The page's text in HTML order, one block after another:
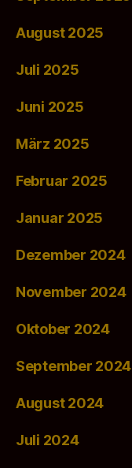
August 2025
Juli 2025
Juni 2025
März 2025
Februar 2025
Januar 2025
Dezember 2024
November 2024
Oktober 2024
September 2024
August 2024
Juli 2024